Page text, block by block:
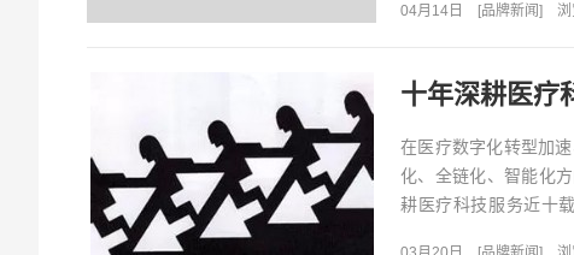
04月14日 [品牌新闻]
十年深耕医疗
在医疗数字化转型加
化、全链化、智能化
耕医疗科技服务近十